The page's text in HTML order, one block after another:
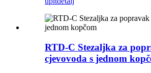
RTD-C Stezaljka za
cjevovoda s jednom